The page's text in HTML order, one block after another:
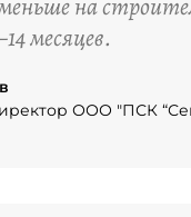
на
месяцев.
ООО "ПСК